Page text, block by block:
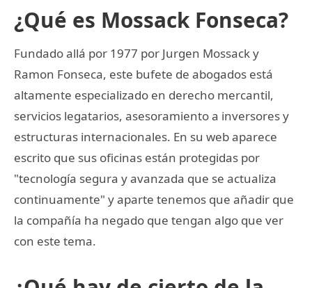
¿Qué es Mossack Fonseca?
Fundado allá por 1977 por Jurgen Mossack y
Ramon Fonseca, este bufete de abogados está
altamente especializado en derecho mercantil,
servicios legatarios, asesoramiento a inversores y
estructuras internacionales. En su web aparece
escrito que sus oficinas están protegidas por
"tecnología segura y avanzada que se actualiza
continuamente" y aparte tenemos que añadir que
la compañía ha negado que tengan algo que ver
con este tema.